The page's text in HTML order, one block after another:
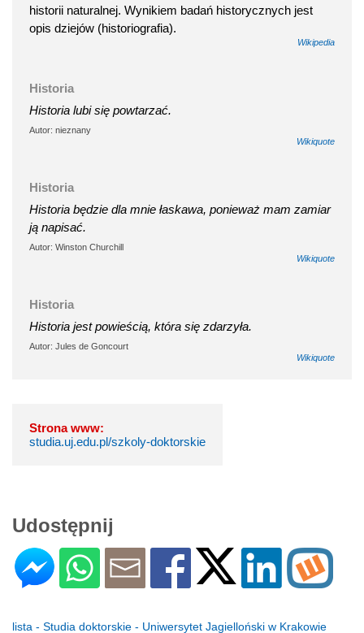
historii naturalnej. Wynikiem badań historycznych jest
opis dziejów (historiografia).
Wikipedia
Historia
Historia lubi się powtarzać.
Autor: nieznany
Wikiquote
Historia
Historia będzie dla mnie łaskawa, ponieważ mam zamiar
ją napisać.
Autor: Winston Churchill
Wikiquote
Historia
Historia jest powieścią, która się zdarzyła.
Autor: Jules de Goncourt
Wikiquote
Strona www:
studia.uj.edu.pl/szkoly-doktorskie
Udostępnij
lista - Studia doktorskie - Uniwersytet Jagielloński w Krakowie